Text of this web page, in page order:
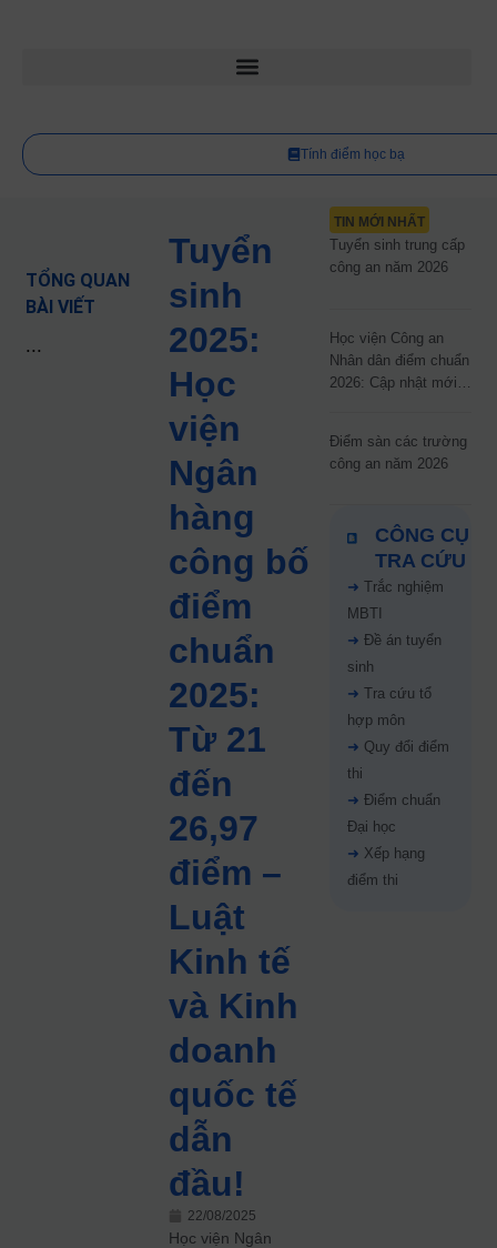
Tính điểm học bạ
TỔNG QUAN
BÀI VIẾT
...
Tuyển
sinh
2025:
Học
viện
Ngân
hàng
công bố
điểm
chuẩn
2025:
Từ 21
đến
26,97
điểm –
Luật
Kinh tế
và Kinh
doanh
quốc tế
dẫn
đầu!
22/08/2025
Học viện Ngân
TIN MỚI NHẤT
Tuyển sinh trung cấp
công an năm 2026
Học viện Công an
Nhân dân điểm chuẩn
2026: Cập nhật mới
Điểm sàn các trường
công an năm 2026
CÔNG CỤ
TRA CỨU
➜ Trắc nghiệm
MBTI
➜ Đề án tuyển
sinh
➜ Tra cứu tổ
hợp môn
➜ Quy đổi điểm
thi
➜ Điểm chuẩn
Đại học
➜ Xếp hạng
điểm thi